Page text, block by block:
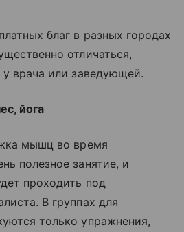
благ в разных городах
отличаться,
врача или заведующей.
йога
мышц во время
полезное занятие, и
проходить под
В группах для
только упражнения,